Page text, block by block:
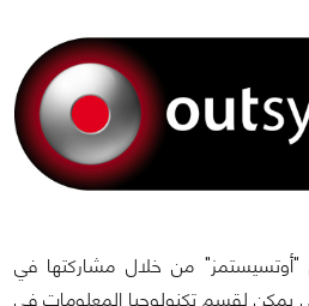
من خلال مشاركتها في
يمكن لقسم تكنولوجيا المعلومات في